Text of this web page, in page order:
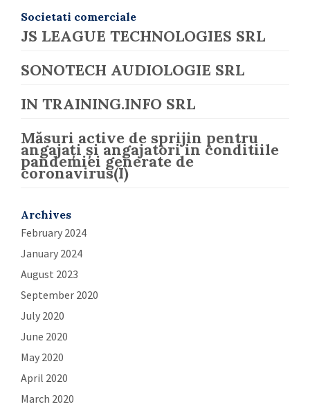
Societati comerciale
JS LEAGUE TECHNOLOGIES SRL
SONOTECH AUDIOLOGIE SRL
IN TRAINING.INFO SRL
Măsuri active de sprijin pentru
angajați și angajatori in conditiile
pandemiei generate de
coronavirus(I)
Archives
February 2024
January 2024
August 2023
September 2020
July 2020
June 2020
May 2020
April 2020
March 2020